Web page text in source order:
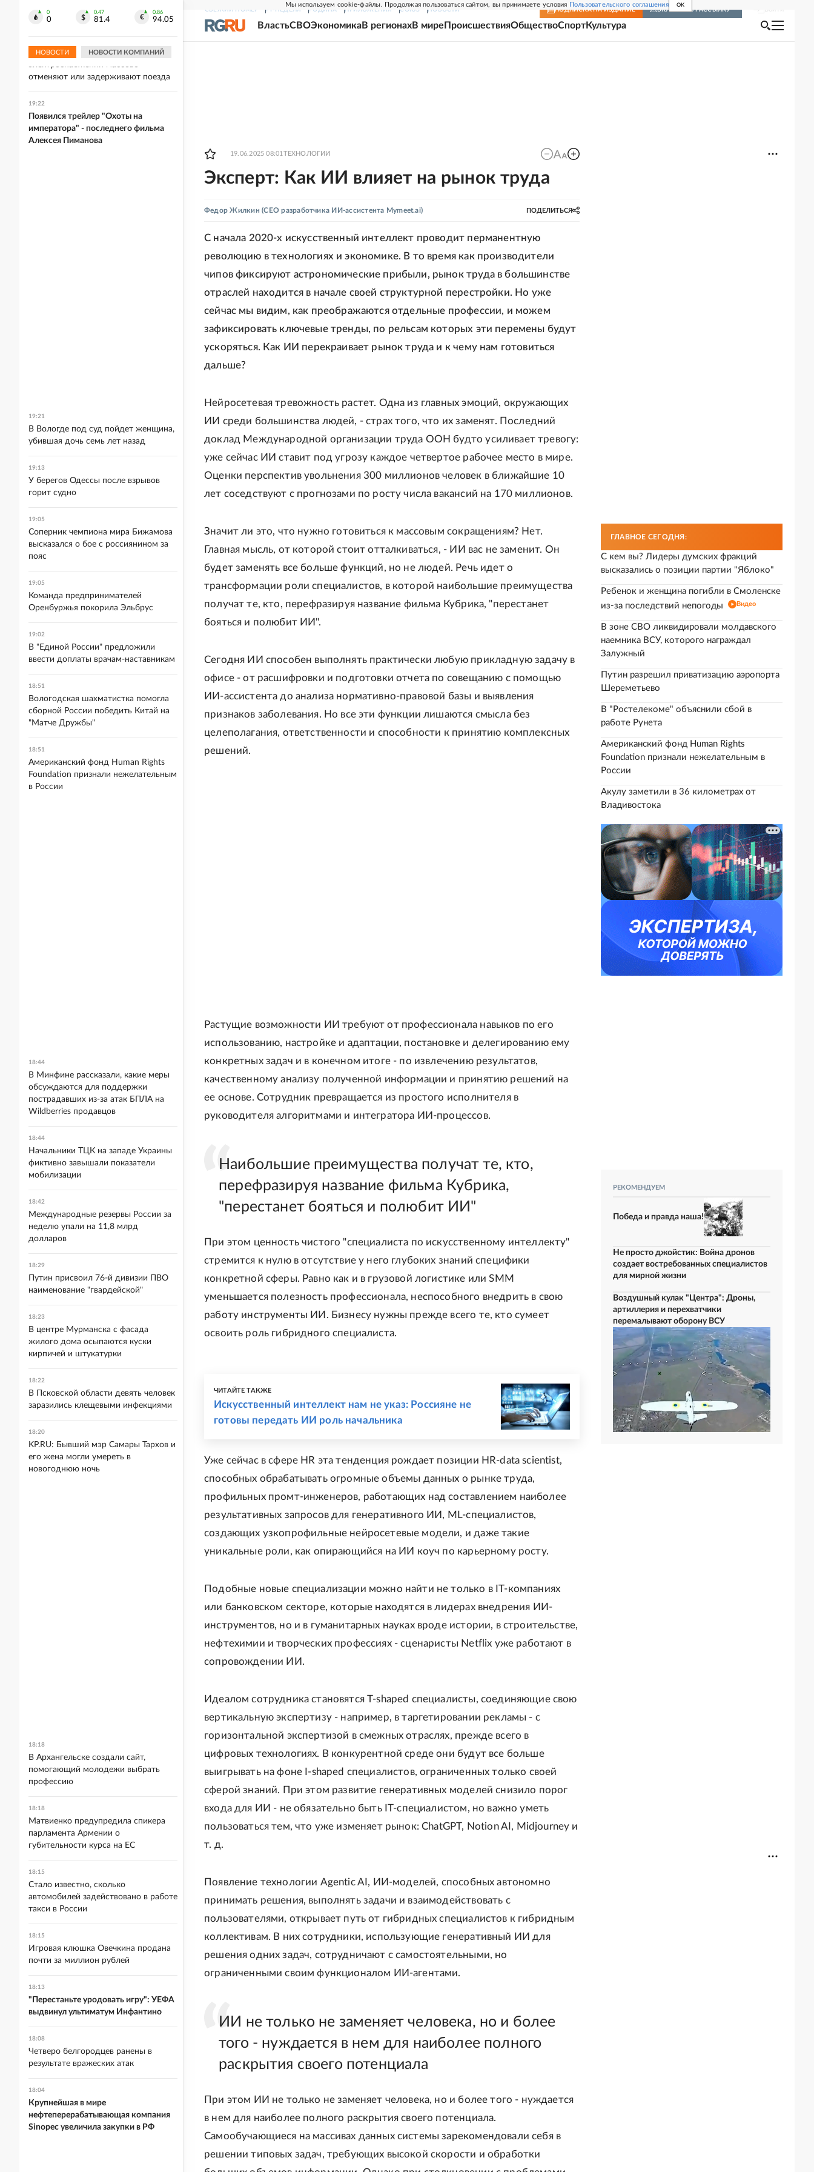
Мы используем cookie-файлы. Продолжая пользоваться сайтом, вы принимаете условия Пользовательского соглашения OK
СВЕЖИЙ НОМЕР РГ-НЕДЕЛЯ РОДИНА ПРИЛОЖЕНИЯ СОЮЗ НОВОСТИ ПОДПИСКА НА ИЗДАНИЕ ВКЛЮЧИТЬ РАССЫЛКУ
ВластьСВОЭкономикаВ регионахВ мире ПроисшествияОбществоСпортКультура
19.06.2025 08:01 ТЕХНОЛОГИИ
Эксперт: Как ИИ влияет на рынок труда
Федор Жилкин (CEO разработчика ИИ-ассистента Mymeet.ai) ПОДЕЛИТЬСЯ
С начала 2020-х искусственный интеллект проводит перманентную
революцию в технологиях и экономике. В то время как производители
чипов фиксируют астрономические прибыли, рынок труда в большинстве
отраслей находится в начале своей структурной перестройки. Но уже
сейчас мы видим, как преображаются отдельные профессии, и можем
зафиксировать ключевые тренды, по рельсам которых эти перемены будут
ускоряться. Как ИИ перекраивает рынок труда и к чему нам готовиться
дальше?
Нейросетевая тревожность растет. Одна из главных эмоций, окружающих
ИИ среди большинства людей, - страх того, что их заменят. Последний
доклад Международной организации труда ООН будто усиливает тревогу:
уже сейчас ИИ ставит под угрозу каждое четвертое рабочее место в мире.
Оценки перспектив увольнения 300 миллионов человек в ближайшие 10
лет соседствуют с прогнозами по росту числа вакансий на 170 миллионов.
Значит ли это, что нужно готовиться к массовым сокращениям? Нет.
Главная мысль, от которой стоит отталкиваться, - ИИ вас не заменит. Он
будет заменять все больше функций, но не людей. Речь идет о
трансформации роли специалистов, в которой наибольшие преимущества
получат те, кто, перефразируя название фильма Кубрика, "перестанет
бояться и полюбит ИИ".
Сегодня ИИ способен выполнять практически любую прикладную задачу в
офисе - от расшифровки и подготовки отчета по совещанию с помощью
ИИ-ассистента до анализа нормативно-правовой базы и выявления
признаков заболевания. Но все эти функции лишаются смысла без
целеполагания, ответственности и способности к принятию комплексных
решений.
Растущие возможности ИИ требуют от профессионала навыков по его
использованию, настройке и адаптации, постановке и делегированию ему
конкретных задач и в конечном итоге - по извлечению результатов,
качественному анализу полученной информации и принятию решений на
ее основе. Сотрудник превращается из простого исполнителя в
руководителя алгоритмами и интегратора ИИ-процессов.
Наибольшие преимущества получат те, кто,
перефразируя название фильма Кубрика,
"перестанет бояться и полюбит ИИ"
При этом ценность чистого "специалиста по искусственному интеллекту"
стремится к нулю в отсутствие у него глубоких знаний специфики
конкретной сферы. Равно как и в грузовой логистике или SMM
уменьшается полезность профессионала, неспособного внедрить в свою
работу инструменты ИИ. Бизнесу нужны прежде всего те, кто сумеет
освоить роль гибридного специалиста.
ЧИТАЙТЕ ТАКЖЕ
Искусственный интеллект нам не указ: Россияне не
готовы передать ИИ роль начальника
Уже сейчас в сфере HR эта тенденция рождает позиции HR-data scientist,
способных обрабатывать огромные объемы данных о рынке труда,
профильных промт-инженеров, работающих над составлением наиболее
результативных запросов для генеративного ИИ, ML-специалистов,
создающих узкопрофильные нейросетевые модели, и даже такие
уникальные роли, как опирающийся на ИИ коуч по карьерному росту.
Подобные новые специализации можно найти не только в IT-компаниях
или банковском секторе, которые находятся в лидерах внедрения ИИ-
инструментов, но и в гуманитарных науках вроде истории, в строительстве,
нефтехимии и творческих профессиях - сценаристы Netflix уже работают в
сопровождении ИИ.
Идеалом сотрудника становятся T-shaped специалисты, соединяющие свою
вертикальную экспертизу - например, в таргетировании рекламы - с
горизонтальной экспертизой в смежных отраслях, прежде всего в
цифровых технологиях. В конкурентной среде они будут все больше
выигрывать на фоне I-shaped специалистов, ограниченных только своей
сферой знаний. При этом развитие генеративных моделей снизило порог
входа для ИИ - не обязательно быть IT-специалистом, но важно уметь
пользоваться тем, что уже изменяет рынок: ChatGPT, Notion AI, Midjourney и
т. д.
Появление технологии Agentic AI, ИИ-моделей, способных автономно
принимать решения, выполнять задачи и взаимодействовать с
пользователями, открывает путь от гибридных специалистов к гибридным
коллективам. В них сотрудники, использующие генеративный ИИ для
решения одних задач, сотрудничают с самостоятельными, но
ограниченными своим функционалом ИИ-агентами.
ИИ не только не заменяет человека, но и более
того - нуждается в нем для наиболее полного
раскрытия своего потенциала
При этом ИИ не только не заменяет человека, но и более того - нуждается
в нем для наиболее полного раскрытия своего потенциала.
Самообучающиеся на массивах данных системы зарекомендовали себя в
решении типовых задач, требующих высокой скорости и обработки
ГЛАВНОЕ СЕГОДНЯ:
С кем вы? Лидеры думских фракций
высказались о позиции партии "Яблоко"
Ребенок и женщина погибли в Смоленске
из-за последствий непогоды
Видео
В зоне СВО ликвидировали молдавского
наемника ВСУ, которого награждал
Залужный
Путин разрешил приватизацию аэропорта
Шереметьево
В "Ростелекоме" объяснили сбой в
работе Рунета
Американский фонд Human Rights
Foundation признали нежелательным в
России
Акулу заметили в 36 километрах от
Владивостока
РЕКОМЕНДУЕМ
Победа и правда наша!
Не просто джойстик: Война дронов
создает востребованных специалистов
для мирной жизни
Воздушный кулак "Центра": Дроны,
артиллерия и перехватчики
перемалывают оборону ВСУ
0
0
0.47
81.4
0.86
94.05
НОВОСТИ НОВОСТИ КОМПАНИЙ
бриллиантам
В Англии из-за сбоя в
электроснабжении массово
отменяют или задерживают поезда
19:22
Появился трейлер "Охоты на
императора" - последнего фильма
Алексея Пиманова
19:21
В Вологде под суд пойдет женщина,
убившая дочь семь лет назад
19:13
У берегов Одессы после взрывов
горит судно
19:05
Соперник чемпиона мира Бижамова
высказался о бое с россиянином за
пояс
19:05
Команда предпринимателей
Оренбуржья покорила Эльбрус
19:02
В "Единой России" предложили
ввести доплаты врачам-наставникам
18:51
Вологодская шахматистка помогла
сборной России победить Китай на
"Матче Дружбы"
18:51
Американский фонд Human Rights
Foundation признали нежелательным
в России
18:44
В Минфине рассказали, какие меры
обсуждаются для поддержки
пострадавших из-за атак БПЛА на
Wildberries продавцов
18:44
Начальники ТЦК на западе Украины
фиктивно завышали показатели
мобилизации
18:42
Международные резервы России за
неделю упали на 11,8 млрд
долларов
18:29
Путин присвоил 76-й дивизии ПВО
наименование "гвардейской"
18:23
В центре Мурманска с фасада
жилого дома осыпаются куски
кирпичей и штукатурки
18:22
В Псковской области девять человек
заразились клещевыми инфекциями
18:20
KP.RU: Бывший мэр Самары Тархов и
его жена могли умереть в
новогоднюю ночь
18:18
В Архангельске создали сайт,
помогающий молодежи выбрать
профессию
18:18
Матвиенко предупредила спикера
парламента Армении о
губительности курса на ЕС
18:15
Стало известно, сколько
автомобилей задействовано в работе
такси в России
18:15
Игровая клюшка Овечкина продана
почти за миллион рублей
18:13
"Перестаньте уродовать игру": УЕФА
выдвинул ультиматум Инфантино
18:08
Четверо белгородцев ранены в
результате вражеских атак
18:04
Крупнейшая в мире
нефтеперерабатывающая компания
Sinopec увеличила закупки в РФ